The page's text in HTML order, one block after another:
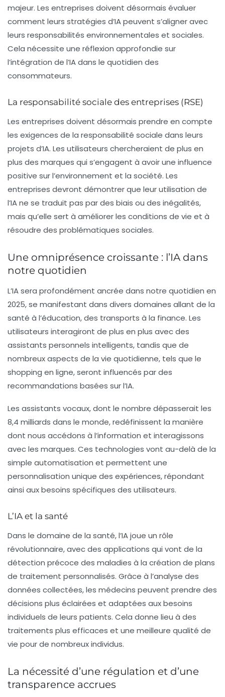
majeur. Les entreprises doivent désormais évaluer
comment leurs stratégies d’IA peuvent s’aligner avec
leurs responsabilités environnementales et sociales.
Cela nécessite une réflexion approfondie sur
l’intégration de l’IA dans le quotidien des
consommateurs.
La responsabilité sociale des entreprises (RSE)
Les entreprises doivent désormais prendre en compte
les exigences de la responsabilité sociale dans leurs
projets d’IA. Les utilisateurs chercheraient de plus en
plus des marques qui s’engagent à avoir une influence
positive sur l’environnement et la société. Les
entreprises devront démontrer que leur utilisation de
l’IA ne se traduit pas par des biais ou des inégalités,
mais qu’elle sert à améliorer les conditions de vie et à
résoudre des problématiques sociales.
Une omniprésence croissante : l’IA dans
notre quotidien
L’IA sera profondément ancrée dans notre quotidien en
2025, se manifestant dans divers domaines allant de la
santé à l’éducation, des transports à la finance. Les
utilisateurs interagiront de plus en plus avec des
assistants personnels intelligents, tandis que de
nombreux aspects de la vie quotidienne, tels que le
shopping en ligne, seront influencés par des
recommandations basées sur l’IA.
Les assistants vocaux, dont le nombre dépasserait les
8,4 milliards dans le monde, redéfinissent la manière
dont nous accédons à l’information et interagissons
avec les marques. Ces technologies vont au-delà de la
simple automatisation et permettent une
personnalisation unique des expériences, répondant
ainsi aux besoins spécifiques des utilisateurs.
L’IA et la santé
Dans le domaine de la santé, l’IA joue un rôle
révolutionnaire, avec des applications qui vont de la
détection précoce des maladies à la création de plans
de traitement personnalisés. Grâce à l’analyse des
données collectées, les médecins peuvent prendre des
décisions plus éclairées et adaptées aux besoins
individuels de leurs patients. Cela donne lieu à des
traitements plus efficaces et une meilleure qualité de
vie pour de nombreux individus.
La nécessité d’une régulation et d’une
transparence accrues